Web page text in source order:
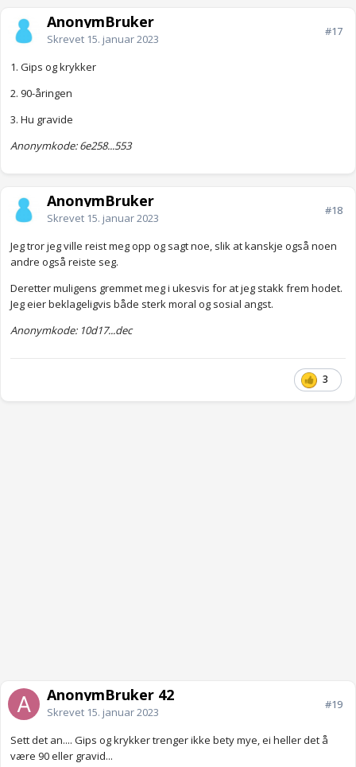
AnonymBruker
Skrevet 15. januar 2023
#17
1. Gips og krykker
2. 90-åringen
3. Hu gravide
Anonymkode: 6e258...553
AnonymBruker
Skrevet 15. januar 2023
#18
Jeg tror jeg ville reist meg opp og sagt noe, slik at kanskje også noen
andre også reiste seg.
Deretter muligens gremmet meg i ukesvis for at jeg stakk frem hodet.
Jeg eier beklageligvis både sterk moral og sosial angst.
Anonymkode: 10d17...dec
3
AnonymBruker 42
Skrevet 15. januar 2023
#19
Sett det an.... Gips og krykker trenger ikke bety mye, ei heller det å
være 90 eller gravid...